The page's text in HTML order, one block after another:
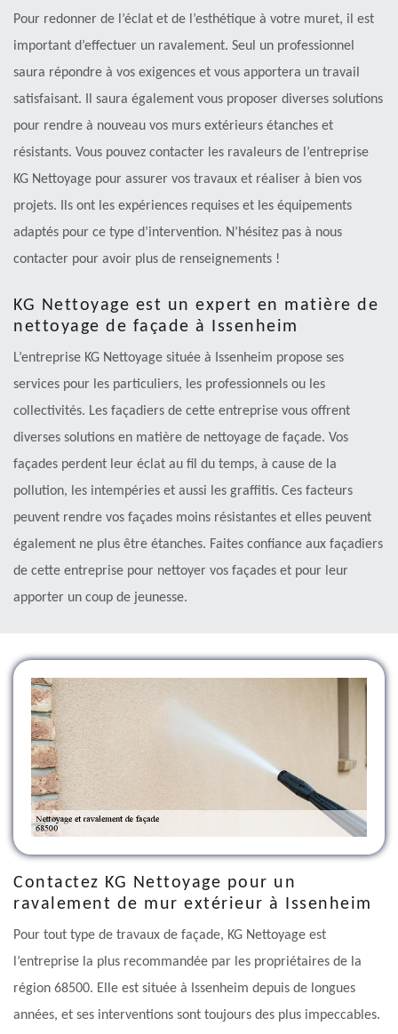
Pour redonner de l’éclat et de l’esthétique à votre muret, il est
important d’effectuer un ravalement. Seul un professionnel
saura répondre à vos exigences et vous apportera un travail
satisfaisant. Il saura également vous proposer diverses solutions
pour rendre à nouveau vos murs extérieurs étanches et
résistants. Vous pouvez contacter les ravaleurs de l’entreprise
KG Nettoyage pour assurer vos travaux et réaliser à bien vos
projets. Ils ont les expériences requises et les équipements
adaptés pour ce type d’intervention. N’hésitez pas à nous
contacter pour avoir plus de renseignements !
KG Nettoyage est un expert en matière de
nettoyage de façade à Issenheim
L’entreprise KG Nettoyage située à Issenheim propose ses
services pour les particuliers, les professionnels ou les
collectivités. Les façadiers de cette entreprise vous offrent
diverses solutions en matière de nettoyage de façade. Vos
façades perdent leur éclat au fil du temps, à cause de la
pollution, les intempéries et aussi les graffitis. Ces facteurs
peuvent rendre vos façades moins résistantes et elles peuvent
également ne plus être étanches. Faites confiance aux façadiers
de cette entreprise pour nettoyer vos façades et pour leur
apporter un coup de jeunesse.
Contactez KG Nettoyage pour un
ravalement de mur extérieur à Issenheim
Pour tout type de travaux de façade, KG Nettoyage est
l’entreprise la plus recommandée par les propriétaires de la
région 68500. Elle est située à Issenheim depuis de longues
années, et ses interventions sont toujours des plus impeccables.